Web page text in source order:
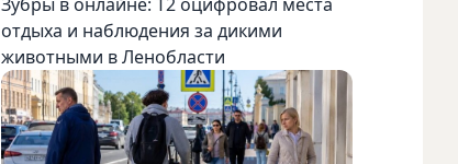
отдыха и наблюдения за дикими
животными в Ленобласти